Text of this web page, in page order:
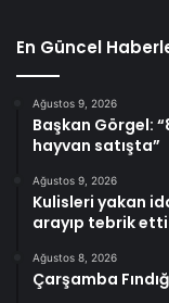
En Güncel
Ağustos 9, 2026
Başkan Görgel:
hayvan satışta”
Ağustos 9, 2026
Kulisleri yakan
arayıp tebrik etti
Ağustos 8, 2026
Çarşamba